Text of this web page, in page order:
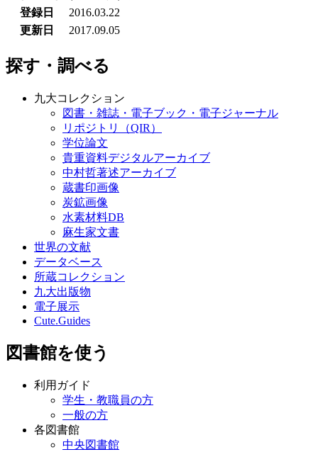
登録日
2016.03.22
更新日
2017.09.05
探す・調べる
九大コレクション
図書・雑誌・電子ブック・電子ジャーナル
リポジトリ（QIR）
学位論文
貴重資料デジタルアーカイブ
中村哲著述アーカイブ
蔵書印画像
炭鉱画像
水素材料DB
麻生家文書
世界の文献
データベース
所蔵コレクション
九大出版物
電子展示
Cute.Guides
図書館を使う
利用ガイド
学生・教職員の方
一般の方
各図書館
中央図書館